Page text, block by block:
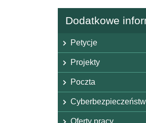
Dodatkowe
Petycje
Projekty
Poczta
Oferty pracy